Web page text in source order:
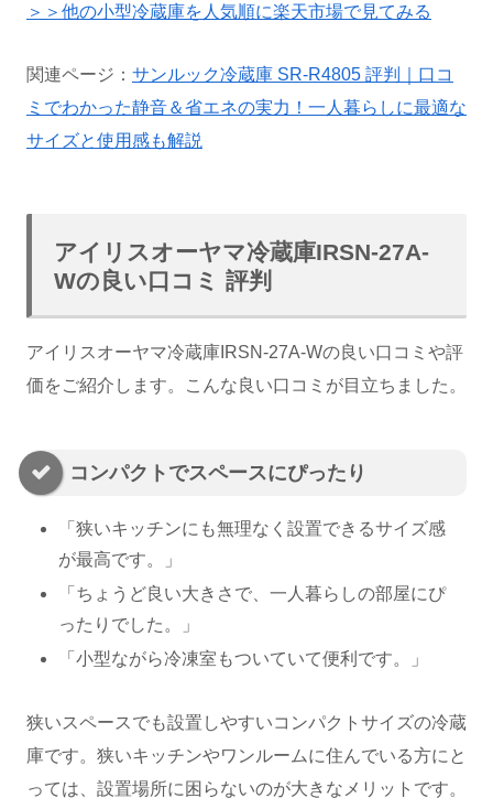
＞＞他の小型冷蔵庫を人気順に楽天市場で見てみる
関連ページ： サンルック冷蔵庫 SR-R4805 評判｜口コ
ミでわかった静音＆省エネの実力！一人暮らしに最適な
サイズと使用感も解説
アイリスオーヤマ冷蔵庫IRSN-27A-
Wの良い口コミ 評判
アイリスオーヤマ冷蔵庫IRSN-27A-Wの良い口コミや評
価をご紹介します。こんな良い口コミが目立ちました。
コンパクトでスペースにぴったり
「狭いキッチンにも無理なく設置できるサイズ感
が最高です。」
「ちょうど良い大きさで、一人暮らしの部屋にぴ
ったりでした。」
「小型ながら冷凍室もついていて便利です。」
狭いスペースでも設置しやすいコンパクトサイズの冷蔵
庫です。狭いキッチンやワンルームに住んでいる方にと
っては、設置場所に困らないのが大きなメリットです。